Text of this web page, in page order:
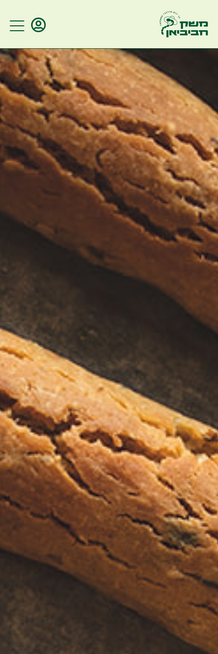
זכור אותי
שכחתי סיסמא?
ברוכים הבאים
הזינו מספר טלפון/דוא"ל על מנת
להתחבר לאתר
שליחה
מלאו את הסל שלכם
התחברות עם שם משתמש וסיסמא